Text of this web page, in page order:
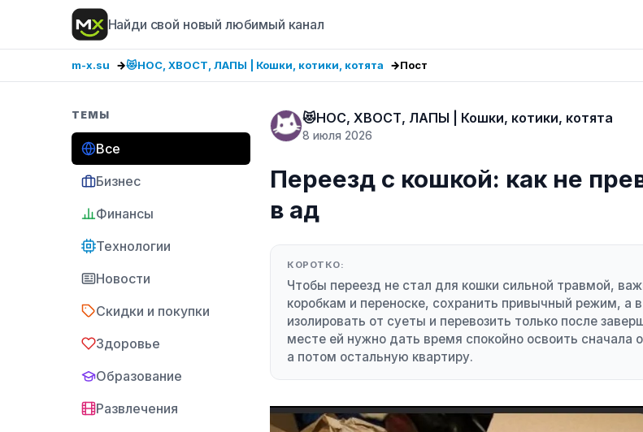
Найди свой новый любимый канал
m-x.su 😻НОС, ХВОСТ, ЛАПЫ | Кошки, котики, котята Пост
ТЕМЫ
Все
Бизнес
Финансы
Технологии
Новости
Скидки и покупки
Здоровье
Образование
Развлечения
😻НОС, ХВОСТ, ЛАПЫ | Кошки, котики, котята
8 июля 2026
Переезд с кошкой: как не
в ад
КОРОТКО:
Чтобы переезд не стал для кошки сильной травмой,
коробкам и переноске, сохранить привычный режим, а
изолировать от суеты и перевозить только после
месте ей нужно дать время спокойно освоить сначала
а потом остальную квартиру.